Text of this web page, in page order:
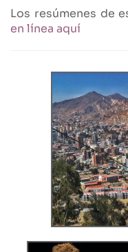
Los resúmenes de
en línea aquí